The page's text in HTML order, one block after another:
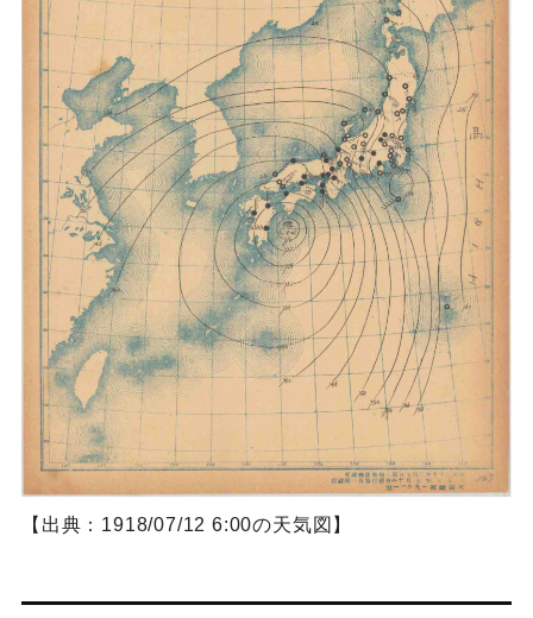
【出典：1918/07/12 6:00の天気図】